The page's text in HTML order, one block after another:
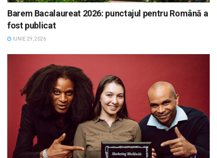
Barem Bacalaureat 2026: punctajul pentru Română a
fost publicat
IUNIE 29, 2026